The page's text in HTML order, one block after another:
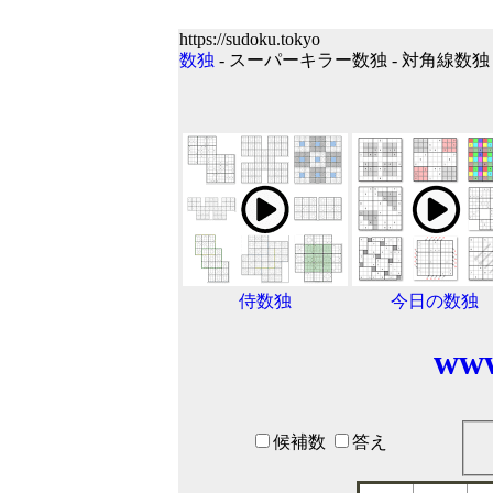
https://sudoku.tokyo
数独 - スーパーキラー数独 - 対角線数独
侍数独 今日の数独
候補数 答え